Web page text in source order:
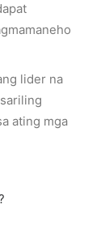
lider na
ating mga